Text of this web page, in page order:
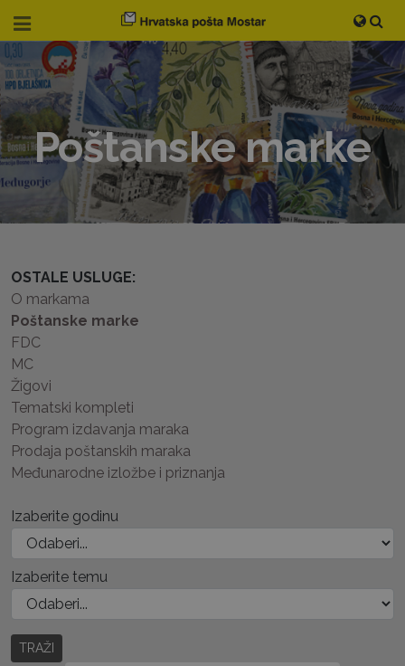
Poštanske marke
OSTALE USLUGE:
O markama
Poštanske marke
FDC
MC
Žigovi
Tematski kompleti
Program izdavanja maraka
Prodaja poštanskih maraka
Međunarodne izložbe i priznanja
Izaberite godinu
Izaberite temu
TRAŽI